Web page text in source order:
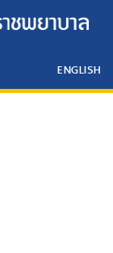
ENGLISH